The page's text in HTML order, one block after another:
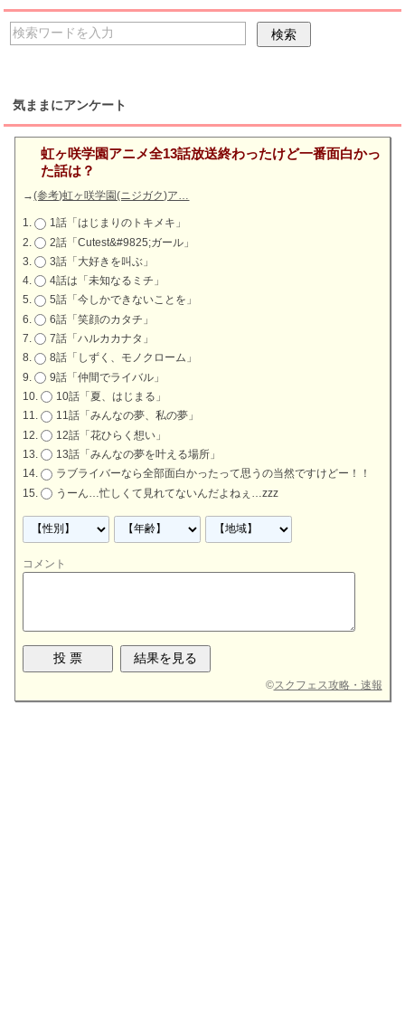
気ままにアンケート
虹ヶ咲学園アニメ全13話放送終わったけど一番面白かっ
た話は？
→(参考)虹ヶ咲学園(ニジガク)ア…
1話「はじまりのトキメキ」
2話「Cutest&#9825;ガール」
3話「大好きを叫ぶ」
4話は「未知なるミチ」
5話「今しかできないことを」
6話「笑顔のカタチ」
7話「ハルカカナタ」
8話「しずく、モノクローム」
9話「仲間でライバル」
10話「夏、はじまる」
11話「みんなの夢、私の夢」
12話「花ひらく想い」
13話「みんなの夢を叶える場所」
ラブライバーなら全部面白かったって思うの当然ですけどー！！
うーん…忙しくて見れてないんだよねぇ…zzz
コメント
©スクフェス攻略・速報